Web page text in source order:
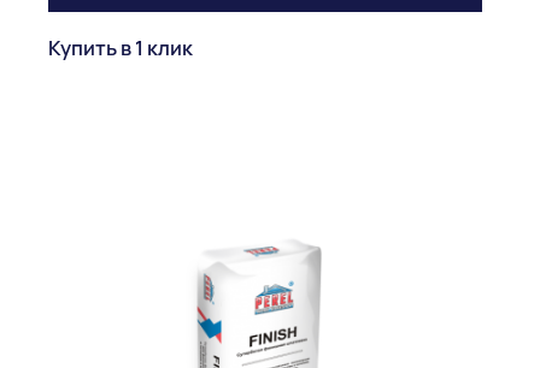
Купить в 1 клик